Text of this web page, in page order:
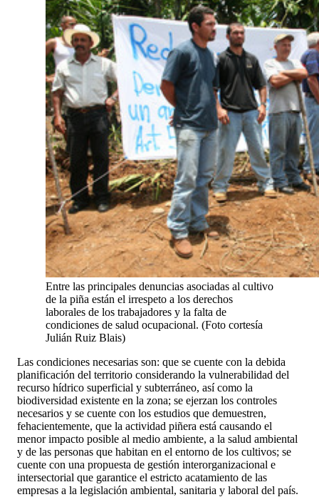
Entre las principales denuncias asociadas al cultivo
de la piña están el irrespeto a los derechos
laborales de los trabajadores y la falta de
condiciones de salud ocupacional. (Foto cortesía
Julián Ruiz Blais)
Las condiciones necesarias son: que se cuente con la debida
planificación del territorio considerando la vulnerabilidad del
recurso hídrico superficial y subterráneo, así como la
biodiversidad existente en la zona; se ejerzan los controles
necesarios y se cuente con los estudios que demuestren,
fehacientemente, que la actividad piñera está causando el
menor impacto posible al medio ambiente, a la salud ambiental
y de las personas que habitan en el entorno de los cultivos; se
cuente con una propuesta de gestión interorganizacional e
intersectorial que garantice el estricto acatamiento de las
empresas a la legislación ambiental, sanitaria y laboral del país.